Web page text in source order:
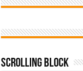
Scrolling Block